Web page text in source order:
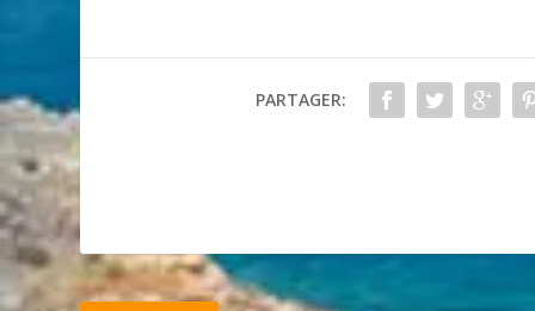
PARTAGER: